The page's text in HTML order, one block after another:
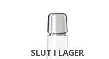
SLUT I LAGER